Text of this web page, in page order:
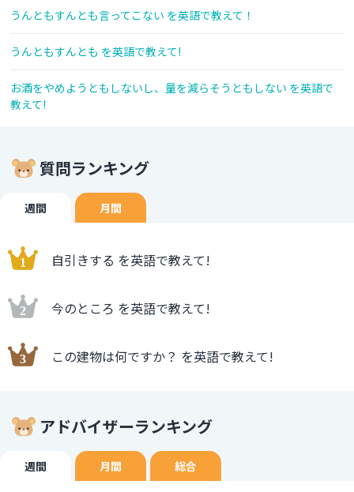
うんともすんとも言ってこない を英語で教えて！
うんともすんとも を英語で教えて!
お酒をやめようともしないし、量を減らそうともしない を英語で
教えて!
質問ランキング
週間 月間
自引きする を英語で教えて!
今のところ を英語で教えて!
この建物は何ですか？ を英語で教えて!
アドバイザーランキング
週間 月間 総合